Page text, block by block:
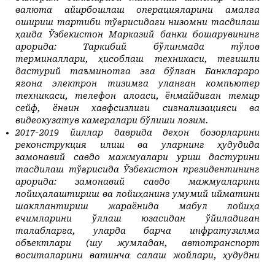
валюта айирбошлаш операцияларини амалга
ошириш тартиби тўғрисидаги низомни тасдиқлаш
ҳақида Ўзбекистон Марказий банки бошқарувининг
қарорида: Таркибий бўлинмада тўлов
терминаллари, ҳисоблаш техникаси, тегишли
дастурий таъминотга эга бўлган Банклараро
ягона электрон тизимга уланган компьютер
техникаси, телефон алоқаси, ёнмайдиган темир
сейф, ёнғин хавфсизлиги сигнализацияси ва
видеокузатув камералари бўлиши лозим.
2017-2019 йиллар даврида деҳқон бозорларини
реконструкция қилиш ва уларнинг ҳудудида
замонавий савдо мажмуалари қуриш дастурини
тасдиқлаш тўғрисида Ўзбекистон президентининг
қарорида: замонавий савдо мажмуаларини
лойиҳалаштириш ва лойиҳанинг умумий қийматини
шакллантириш жараёнида мақбул лойиҳа
ечимларини қўллаш юзасидан қўйиладиган
талабларга, уларда барча инфратузилма
объектлари (шу жумладан, автотранспорт
воситаларини вақтинча сақлаш жойлари, ҳудудни